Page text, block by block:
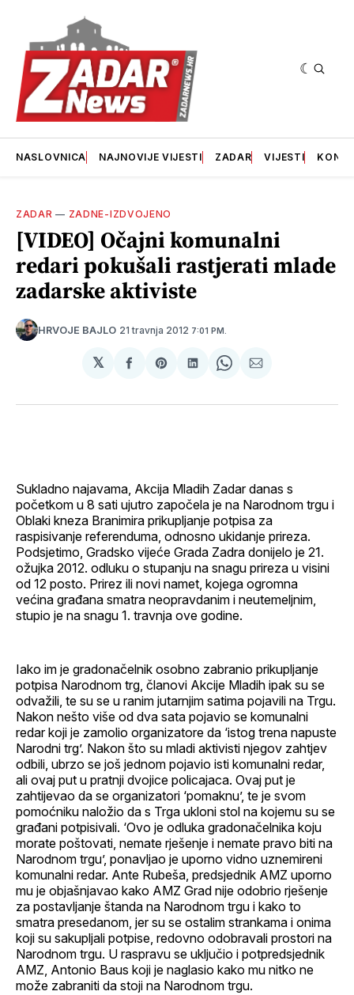
NASLOVNICA NAJNOVIJE VIJESTI ZADAR VIJESTI
ZADAR — ZADNE-IZDVOJENO
[VIDEO] Očajni komunalni
redari pokušali rastjerati mlade
zadarske aktiviste
HRVOJE BAJLO 21 travnja 2012 7:01 PM.
𝕏
podijeliSharepodijeliSharepodijeli
Sukladno najavama, Akcija Mladih Zadar danas s
početkom u 8 sati ujutro započela je na Narodnom trgu i
Oblaki kneza Branimira prikupljanje potpisa za
raspisivanje referenduma, odnosno ukidanje prireza.
Podsjetimo, Gradsko vijeće Grada Zadra donijelo je 21.
ožujka 2012. odluku o stupanju na snagu prireza u visini
od 12 posto. Prirez ili novi namet, kojega ogromna
većina građana smatra neopravdanim i neutemeljnim,
stupio je na snagu 1. travnja ove godine.
Iako im je gradonačelnik osobno zabranio prikupljanje
potpisa Narodnom trg, članovi Akcije Mladih ipak su se
odvažili, te su se u ranim jutarnjim satima pojavili na Trgu.
Nakon nešto više od dva sata pojavio se komunalni
redar koji je zamolio organizatore da ‘istog trena napuste
Narodni trg’. Nakon što su mladi aktivisti njegov zahtjev
odbili, ubrzo se još jednom pojavio isti komunalni redar,
ali ovaj put u pratnji dvojice policajaca. Ovaj put je
zahtijevao da se organizatori ‘pomaknu’, te je svom
pomoćniku naložio da s Trga ukloni stol na kojemu su se
građani potpisivali. ‘Ovo je odluka gradonačelnika koju
morate poštovati, nemate rješenje i nemate pravo biti na
Narodnom trgu’, ponavljao je uporno vidno uznemireni
komunalni redar. Ante Rubeša, predsjednik AMZ uporno
mu je objašnjavao kako AMZ Grad nije odobrio rješenje
za postavljanje štanda na Narodnom trgu i kako to
smatra presedanom, jer su se ostalim strankama i onima
koji su sakupljali potpise, redovno odobravali prostori na
Narodnom trgu. U raspravu se uključio i potpredsjednik
AMZ, Antonio Baus koji je naglasio kako mu nitko ne
može zabraniti da stoji na Narodnom trgu.